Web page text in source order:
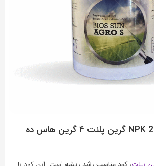
کود کامل NPK 20-20-20 گرین پلنت ۴ گرین هاس ده